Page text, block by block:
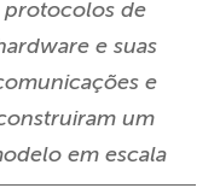
protocolos de
e suas
e
um
em escala